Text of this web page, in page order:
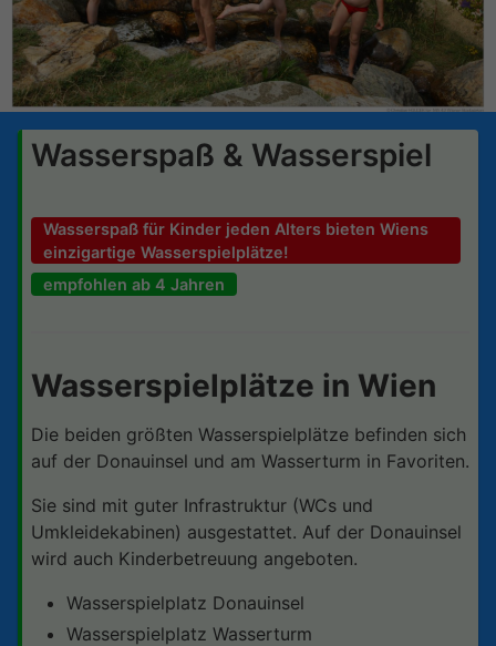
Wasserspaß & Wasserspiel
Wasserspaß für Kinder jeden Alters bieten Wiens
einzigartige Wasserspielplätze!
empfohlen ab 4 Jahren
Wasserspielplätze in Wien
Die beiden größten Wasserspielplätze befinden sich
auf der Donauinsel und am Wasserturm in Favoriten.
Sie sind mit guter Infrastruktur (WCs und
Umkleidekabinen) ausgestattet. Auf der Donauinsel
wird auch Kinderbetreuung angeboten.
Wasserspielplatz Donauinsel
Wasserspielplatz Wasserturm